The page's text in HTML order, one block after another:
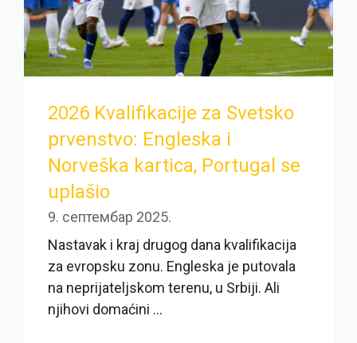
2026 Kvalifikacije za Svetsko
prvenstvo: Engleska i
Norveška kartica, Portugal se
uplašio
9. септембар 2025.
Nastavak i kraj drugog dana kvalifikacija
za evropsku zonu. Engleska je putovala
na neprijateljskom terenu, u Srbiji. Ali
njihovi domaćini ...